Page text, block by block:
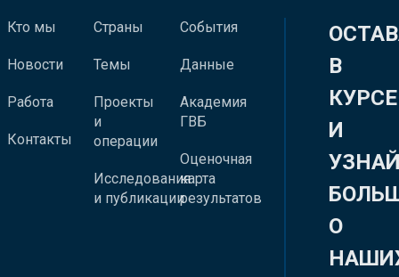
Кто мы
Новости
Работа
Контакты
Страны
Темы
Проекты
и
операции
Исследования
и публикации
События
Данные
Академия
ГВБ
Оценочная
карта
результатов
В
КУРСЕ
И
О